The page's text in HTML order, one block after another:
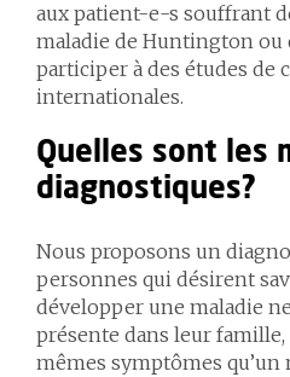
aux patient-e-s souffrant
maladie de Huntington ou
participer à des études de
internationales.
Quelles sont les
diagnostiques?
Nous proposons un
personnes qui désirent
développer une maladie
présente dans leur
mêmes symptômes